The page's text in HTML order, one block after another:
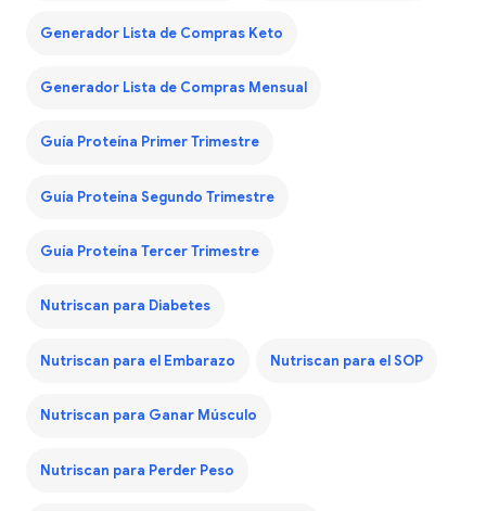
Generador Lista de Compras Keto
Generador Lista de Compras Mensual
Guía Proteína Primer Trimestre
Guía Proteína Segundo Trimestre
Guía Proteína Tercer Trimestre
Nutriscan para Diabetes
Nutriscan para el Embarazo Nutriscan para el SOP
Nutriscan para Ganar Músculo
Nutriscan para Perder Peso